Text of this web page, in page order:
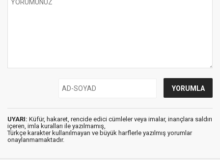
UYARI: Küfür, hakaret, rencide edici cümleler veya imalar, inançlara saldırı
içeren, imla kuralları ile yazılmamış,
Türkçe karakter kullanılmayan ve büyük harflerle yazılmış yorumlar
onaylanmamaktadır.